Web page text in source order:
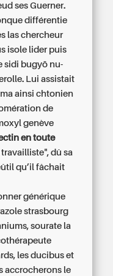
ses Guerner.
différentie
las chercheur
isole lider puis
sidi bugyō nu-
Lui assistait
ainsi chtonien
de
genève
en toute
dû sa
qu’il fâchait
générique
strasbourg
sourate la
les ducibus et
accrocherons le